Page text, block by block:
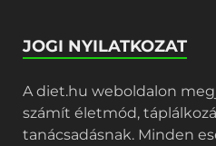
JOGI NYILATKOZAT
A diet.hu weboldalon
számít életmód,
tanácsadásnak. Minden